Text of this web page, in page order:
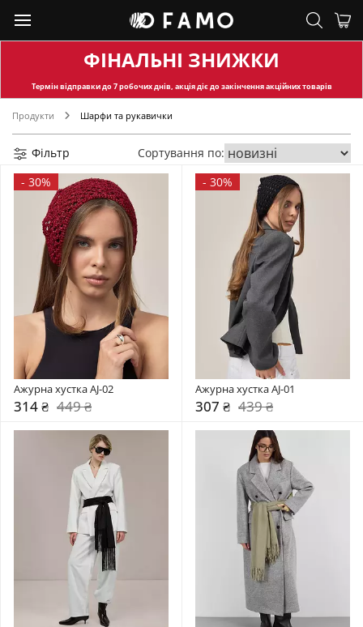
ФІНАЛЬНІ ЗНИЖКИ
Термін відправкидо 7 робочих днів, акція діє до закінчення акційних товарів
Продукти Шарфи та рукавички
Фільтр
Сортування по:
- 30%
Ажурна хустка AJ-02
314 ₴ 449 ₴
- 30%
Ажурна хустка AJ-01
307 ₴ 439 ₴